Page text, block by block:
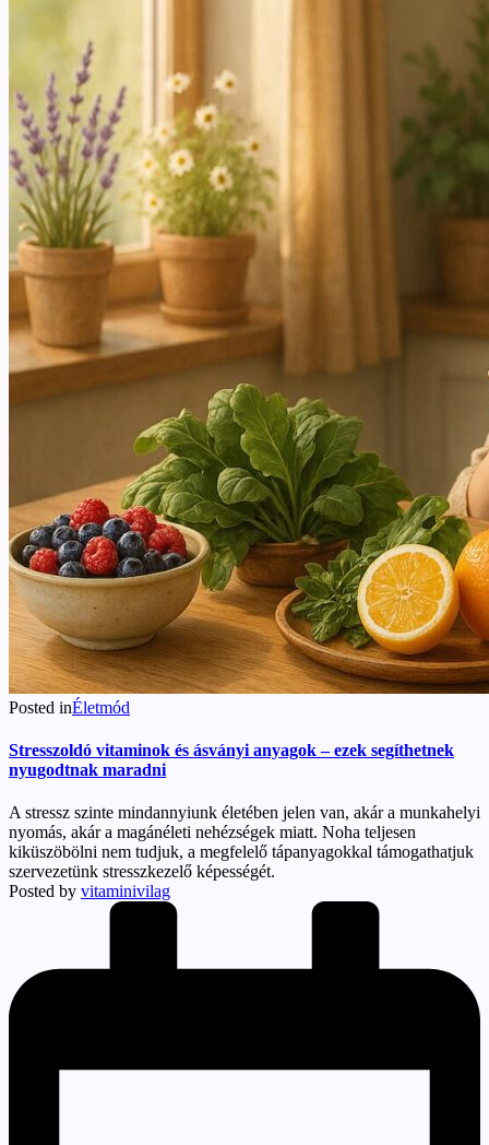
Posted inÉletmód
Stresszoldó vitaminok és ásványi anyagok – ezek segíthetnek
nyugodtnak maradni
A stressz szinte mindannyiunk életében jelen van, akár a munkahelyi
nyomás, akár a magánéleti nehézségek miatt. Noha teljesen
kiküszöbölni nem tudjuk, a megfelelő tápanyagokkal támogathatjuk
szervezetünk stresszkezelő képességét.
Posted by vitaminivilag